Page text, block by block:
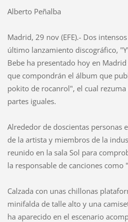
Alberto Peñalba
Madrid, 29 nov (EFE).- Dos
último lanzamiento discográfico,
Bebe ha presentado hoy en
que compondrán el álbum que
pokito de rocanrol", el cual
partes iguales.
Alrededor de doscientas personas
de la artista y miembros de la
reunido en la sala Sol para
la responsable de canciones como
Calzada con unas chillonas
minifalda de talle alto y una
ha aparecido en el escenario